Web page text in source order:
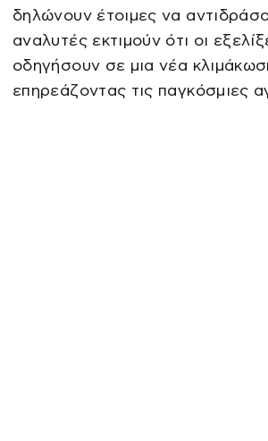
δηλώνουν έτοιμες να
αναλυτές εκτιμούν ότι οι
οδηγήσουν σε μια νέα
επηρεάζοντας τις παγκόσμιες